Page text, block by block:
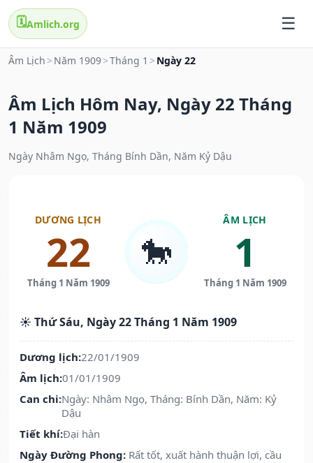
🗓️Amlich.org
Âm Lịch > Năm 1909>Tháng 1 > Ngày 22
Âm Lịch Hôm Nay, Ngày 22 Tháng
1 Năm 1909
Ngày Nhâm Ngọ, Tháng Bính Dần, Năm Kỷ Dậu
DƯƠNG LỊCH
22
Tháng 1 Năm 1909
🐎
ÂM LỊCH
1
Tháng 1 Năm 1909
☀️ Thứ Sáu, Ngày 22 Tháng 1 Năm 1909
Dương lịch:22/01/1909
Âm lịch:01/01/1909
Can chi:Ngày: Nhâm Ngọ, Tháng: Bính Dần, Năm: Kỷ
Dậu
Tiết khí:Đại hàn
Ngày Đường Phong: Rất tốt, xuất hành thuận lợi, cầu